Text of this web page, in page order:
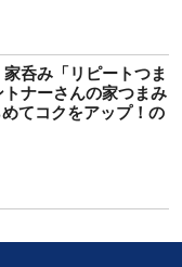
家呑み「リピートつま
ナーさんの家つまみ
てコクをアップ！の